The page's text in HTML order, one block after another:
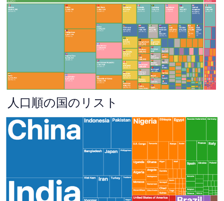
人口順の国のリスト